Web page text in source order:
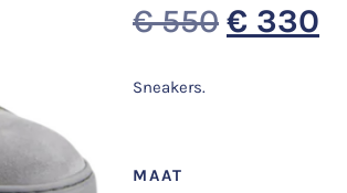
€550€ 330
Sneakers.
MAAT